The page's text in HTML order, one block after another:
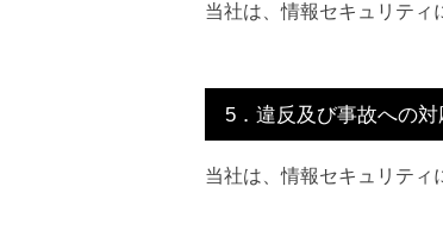
当社は、情報セキュリティ
5．違反及び事故への対
当社は、情報セキュリティ